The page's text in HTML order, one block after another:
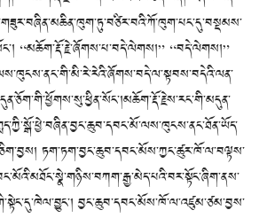
“མཆོག་རྡོ་རྗེ་ཞོགས་པ་བདེ་ལེགས།” “བདེ་ལེགས།”
ཏག་ཏག་བྱང་ཆུབ་དབང་མོས་ཀྱང་ཚུར་ཁོ་ལ་བལྟས་
བྱང་ཆུབ་དབང་མོས་ཁོ་ལ་འཛུམ་ཙམ་བྱས་